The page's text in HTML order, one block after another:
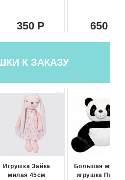
350 650
К ЗАКАЗУ
Игрушка Зайка
милая 45см
Большая
игрушка Панда